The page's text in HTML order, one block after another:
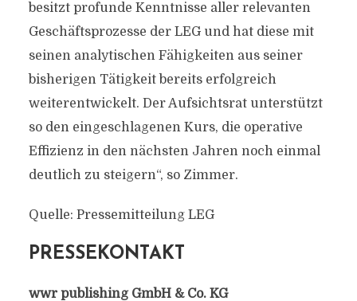
besitzt profunde Kenntnisse aller relevanten
Geschäftsprozesse der LEG und hat diese mit
seinen analytischen Fähigkeiten aus seiner
bisherigen Tätigkeit bereits erfolgreich
weiterentwickelt. Der Aufsichtsrat unterstützt
so den eingeschlagenen Kurs, die operative
Effizienz in den nächsten Jahren noch einmal
deutlich zu steigern“, so Zimmer.
Quelle: Pressemitteilung LEG
PRESSEKONTAKT
wwr publishing GmbH & Co. KG